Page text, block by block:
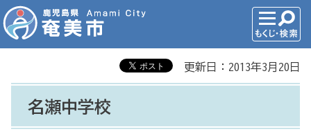
更新日：2013年3月20日
名瀬中学校